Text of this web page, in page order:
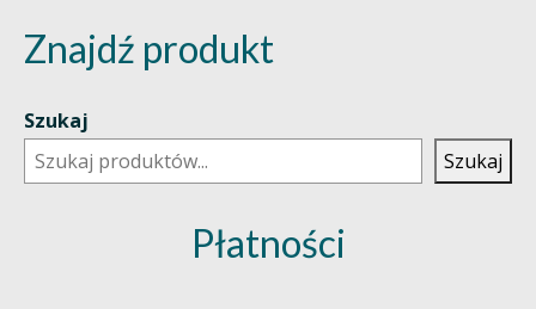
Znajdź produkt
Szukaj
Szukaj
Płatności